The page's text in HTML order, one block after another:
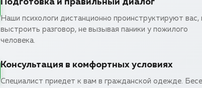
Подготовка и правильный диалог
Наши психологи дистанционно проинструктируют вас,
выстроить разговор, не вызывая паники у пожилого
человека.
Консультация в комфортных условиях
Специалист приедет к вам в гражданской одежде.